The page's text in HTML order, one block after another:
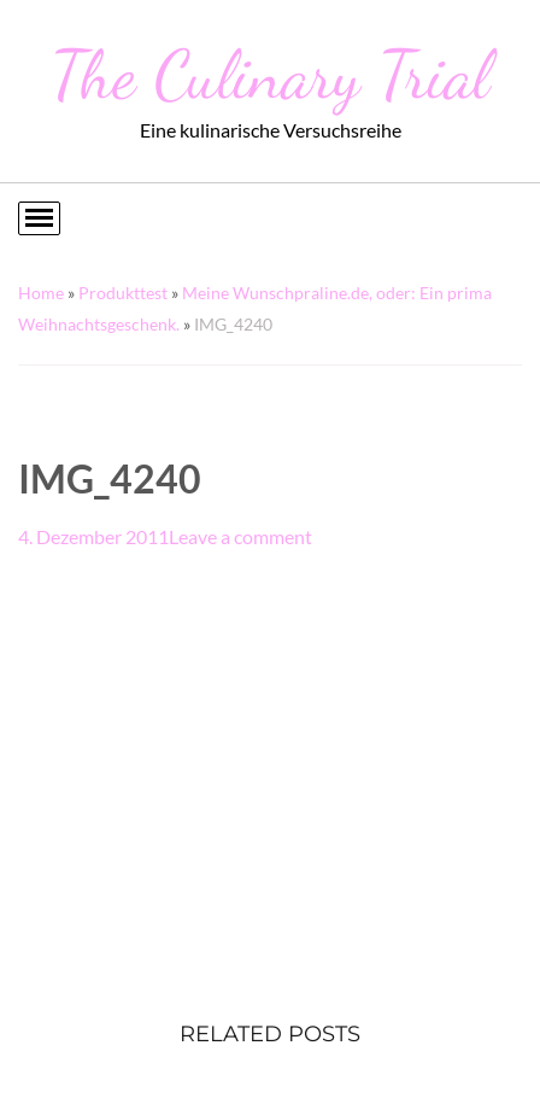
The Culinary Trial
Eine kulinarische Versuchsreihe
Home » Produkttest » Meine Wunschpraline.de, oder: Ein prima
Weihnachtsgeschenk. » IMG_4240
IMG_4240
4. Dezember 2011 Leave a comment
RELATED POSTS